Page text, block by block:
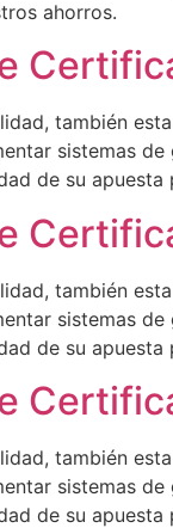
ahorros.
también
sistemas
de su
también
sistemas
de su
también
sistemas
de su